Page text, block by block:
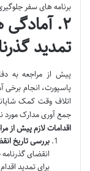
برنامه های سفر
۲.
تمدید
پاسپورت، انجام برخی
اتلاف وقت کمک
جمع آوری مدارک
اقدامات لازم پیش از
بررسی تاریخ
برای تمدید